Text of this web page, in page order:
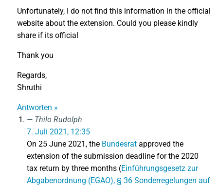
Unfortunately, I do not find this information in the official
website about the extension. Could you please kindly
share if its official
Thank you
Regards,
Shruthi
Antworten »
Thilo Rudolph
7. Juli 2021, 12:35
On 25 June 2021, the Bundesrat approved the
extension of the submission deadline for the 2020
tax return by three months (Einführungsgesetz zur
Abgabenordnung (EGAO), § 36 Sonderregelungen auf